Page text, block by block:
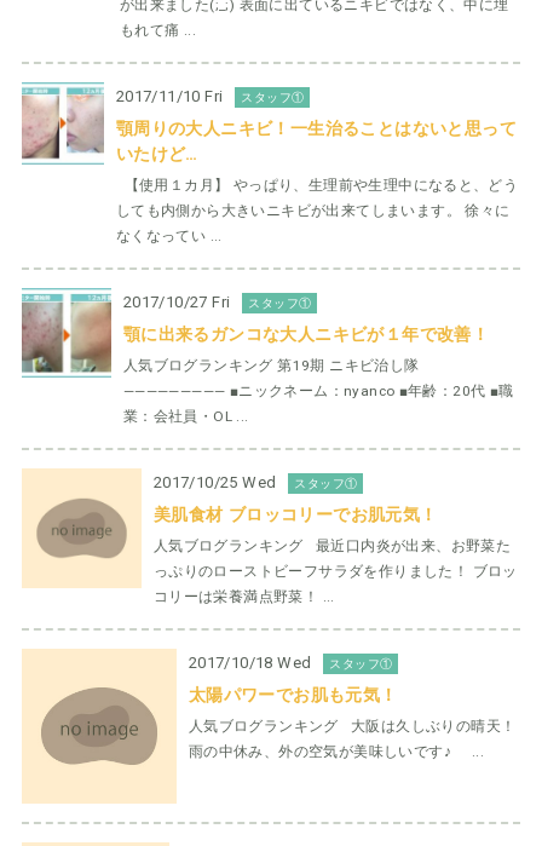
が出来ました(;_;) 表面に出ているニキビではなく、中に埋
もれて痛 ...
2017/11/10 Fri スタッフ①
顎周りの大人ニキビ！一生治ることはないと思って
いたけど…
【使用１カ月】 やっぱり、生理前や生理中になると、どう
しても内側から大きいニキビが出来てしまいます。 徐々に
なくなってい ...
2017/10/27 Fri スタッフ①
顎に出来るガンコな大人ニキビが１年で改善！
人気ブログランキング 第19期 ニキビ治し隊
————————— ■ニックネーム：nyanco ■年齢：20代 ■職
業：会社員・OL ...
2017/10/25 Wed スタッフ①
美肌食材 ブロッコリーでお肌元気！
人気ブログランキング 最近口内炎が出来、お野菜た
っぷりのローストビーフサラダを作りました！ ブロッ
コリーは栄養満点野菜！ ...
2017/10/18 Wed スタッフ①
太陽パワーでお肌も元気！
人気ブログランキング 大阪は久しぶりの晴天！
雨の中休み、外の空気が美味しいです♪ ...